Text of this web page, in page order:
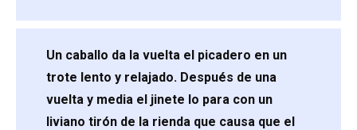
Un caballo da la vuelta el picadero en un
trote lento y relajado. Después de una
vuelta y media el jinete lo para con un
liviano tirón de la rienda que causa que el